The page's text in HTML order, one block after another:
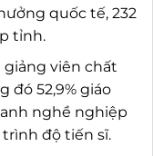
quốc tế, 232
tỉnh.
giảng viên chất
đó 52,9% giáo
nghề nghiệp
trình độ tiến sĩ.